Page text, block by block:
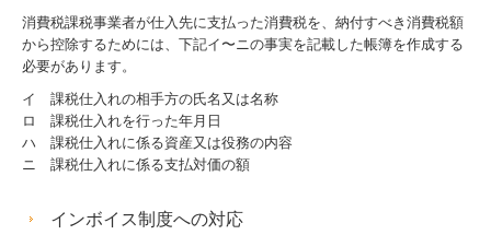
消費税課税事業者が仕入先に支払った消費税を、納付すべき消費税額
から控除するためには、下記イ〜ニの事実を記載した帳簿を作成する
必要があります。
イ 課税仕入れの相手方の氏名又は名称
ロ 課税仕入れを行った年月日
ハ 課税仕入れに係る資産又は役務の内容
ニ 課税仕入れに係る支払対価の額
インボイス制度への対応